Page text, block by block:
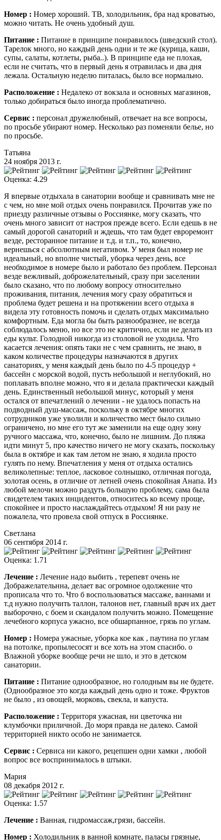
Номер : Номер хороший. ТВ, холодильник, бра над кроватью,
можно читать. Не очень удобный душ.
Питание : Питание в принципе понравилось (шведский стол).
Тарелок много, но каждый день одни и те же (курица, каши,
супы, салаты, котлеты, рыба..). В принципе еда не плохая,
если не считать, что в первый день я отравилась и два дня
лежала. Остальную неделю питалась, было все нормально.
Расположение : Недалеко от вокзала и основных магазинов,
только добираться было иногда проблематично.
Сервис : персонал дружелюбный, отвечает на все вопросы,
по просьбе убирают номер. Несколько раз поменяли белье, но
по просьбе.
Татьяна
24 ноября 2013 г.
Оценка: 4.29
Я впервые отдыхала в санатории вообще и сравнивать мне не
с чем, но мне мой отдых очень понравился. Прочитав уже по
приезду различные отзывы о Россиянке, могу сказать, что
очень много зависит от настроя прежде всего. Если едешь в не
самый дорогой санаторий и ждешь, что там будет евроремонт
везде, ресторанное питание и т.д. и т.п., то, конечно,
вернешься с абсолютным негативом. У меня был номер не
идеальный, но вполне чистый, уборка через день, все
необходимое в номере было и работало без проблем. Персонал
везде вежливый, доброжелательный, сразу при заселении
было сказано, что по любому вопросу относительно
проживания, питания, лечения могу сразу обратиться и
проблема будет решена и на протяжении всего отдыха я
видела эту готовность помочь и сделать отдых максимально
комфортным. Еда могла бы быть разнообразнее, не всегда
соблюдалось меню, но все это не критично, если не делать из
еды культ. Голодной никогда из столовой не уходила. Что
касается лечения: опять таки не с чем сравнить, не знаю, в
каком количестве процедуры назначаются в других
санаториях, у меня каждый день было по 4-5 процедур +
бассейн с морской водой, пусть небольшой и неглубокий, но
поплавать вполне можно, что я и делала практически каждый
день. Единственный небольшой минус, который у меня
остался от впечатлений о лечении - не удалось попасть на
подводный душ-массаж, поскольку в октябре многих
сотрудников уже уволили и количество мест было сильно
ограничено, но мне его тут же заменили на еще одну зону
ручного массажа, что, конечно, было не лишним. До пляжа
идти минут 5, про качество ничего не могу сказать, поскольку
была в октябре и как там летом не знаю, я ходила просто
гулять по нему. Впечатления у меня от отдыха остались
великолепные: теплое, ласковое солнышко, отличная погода,
золотая осень, в отличие от летней очень спокойная Анапа. Из
любой мелочи можно раздуть большую проблему, сама была
свидетелем таких инцидентов, относитесь ко всему проще,
спокойнее и просто наслаждайтесь отдыхом! Я ни разу не
пожалела, что провела свой отпуск в Россиянке.
Светлана
06 сентября 2014 г.
Оценка: 1.71
Лечение : Лечение надо выбить , терепевт очень не
Дображелательнна, делает вас огромное одолжение что
прописала что то. Что б воспользоваться массаже, ваннами и
т.д нужно получить таллон, талонов нет, главный врач их дает
выборочно, с боем и скандалом получить можно. Помещение
лечебного корпуса ужасно, все обшарпанное, грязь по углам.
Номер : Номера ужасные, уборка кое как , паутина по углам
на потолке, пропылесосят и все хоть на этом спасибо. о
Влажной уборке вообще речи не шло, и это в детском
санатории.
Питание : Питание однообразное, но голодным вы не будете.
(Однообразное это когда каждый день одно и тоже. Фруктов
не было , из овощей, морковь, свекла, и капуста.
Расположение : Территоря ужасная, ни цветочка ни
клумбочки приличной. До моря правда не далеко. Самой
территорией никто особо не занимается.
Сервис : Сервиса ни какого, рецепшен одни хамки , любой
вопрос все воспринималось в штыки.
Мария
08 декабря 2012 г.
Оценка: 1.57
Лечение : Ванная, гидромассаж,грязи, бассейн.
Номер : Холодильник в ванной комнате, паласы грязные,